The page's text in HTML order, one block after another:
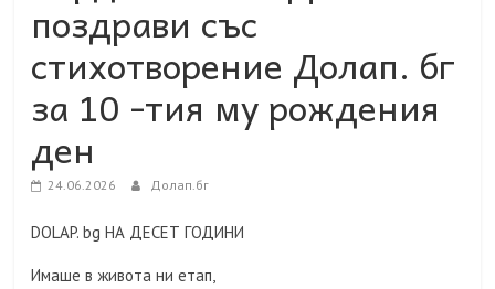
поздрави със
стихотворение Долап. бг
за 10 -тия му рождения
ден
24.06.2026 Долап.бг
DОLAP. bg НА ДЕСЕТ ГОДИНИ
Имаше в живота ни етап,